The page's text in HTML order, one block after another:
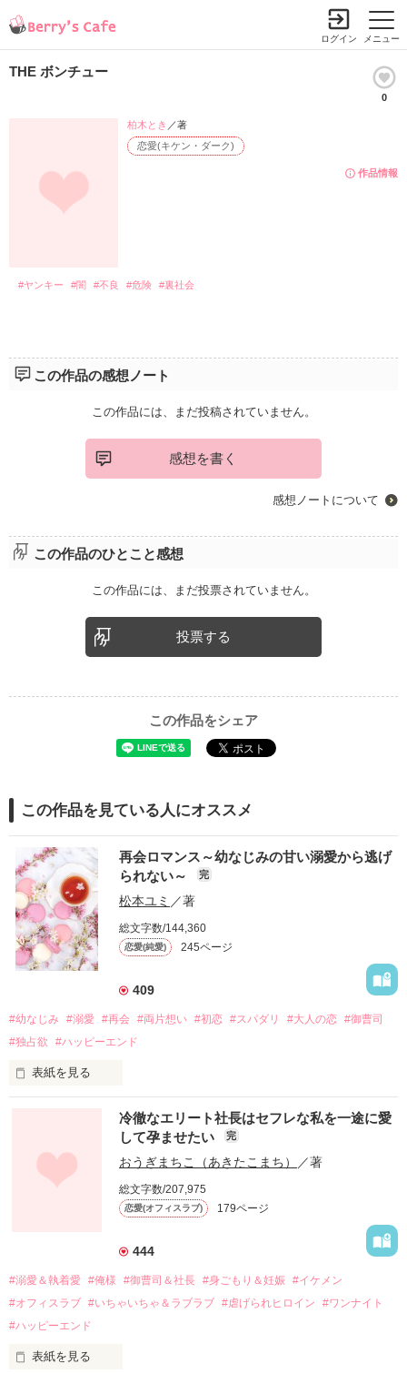
メニュー
ログイン
THE ボンチュー
0
作品情報
恋愛(キケン・ダーク)
柏木とき ／著
#ヤンキー #闇 #不良 #危険 #裏社会
この作品の感想ノート
この作品には、まだ投稿されていません。
感想を書く
感想ノートについて
この作品のひとこと感想
この作品には、まだ投票されていません。
投票する
この作品をシェア
この作品を見ている人にオススメ
再会ロマンス～幼なじみの甘い溺愛から逃げ
られない～
完
松本ユミ ／著
総文字数/144,360
恋愛(純愛) 245ページ
409
#幼なじみ #溺愛 #再会 #両片想い #初恋 #スパダリ #大人の恋 #御曹司
#独占欲
#ハッピーエンド
表紙を見る
幼なじみの哲平に淡い恋心を抱いていた美桜。
しかし、ある出来事をきっかけに二人の関係は壊れてしまう。
関係修復もできないまま、美桜は両親の離婚によって
引っ越すことになり、哲平とも離れ離れになった。
それから約十二年後。
過去の傷から、二度と会いたくないと思っていた哲平に
運命のような再会を果たす。
酔った勢いで一夜を共にしてしまった。
さらに、美桜が初めてだと知った哲平は
冷徹なエリート社長はセフレな私を一途に愛
して孕ませたい
完
おうぎまちこ（あきたこまち） ／著
総文字数/207,975
恋愛(オフィスラブ) 179ページ
444
#溺愛＆執着愛 #俺様 #御曹司＆社長 #身ごもり＆妊娠 #イケメン
#オフィスラブ #いちゃいちゃ＆ラブラブ #虐げられヒロイン
#ワンナイト
#ハッピーエンド
表紙を見る